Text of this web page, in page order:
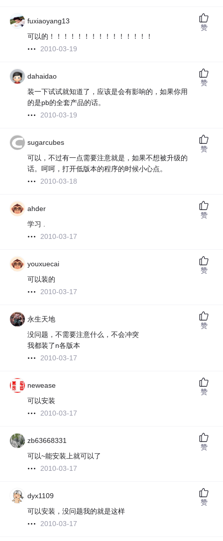
fuxiaoyang13
可以的！！！！！！！！！！！！！！！
2010-03-19
赞
dahaidao
装一下试试就知道了，应该是会有影响的，如果你用
的是pb的全套产品的话。
2010-03-19
赞
sugarcubes
可以，不过有一点需要注意就是，如果不想被升级的
话。呵呵，打开低版本的程序的时候小心点。
2010-03-18
赞
ahder
学习 .
2010-03-17
赞
youxuecai
可以装的
2010-03-17
赞
永生天地
没问题，不需要注意什么，不会冲突
我都装了n各版本
2010-03-17
赞
newease
可以安装
2010-03-17
赞
zb63668331
可以~能安装上就可以了
2010-03-17
赞
dyx1109
可以安装，没问题我的就是这样
2010-03-17
赞